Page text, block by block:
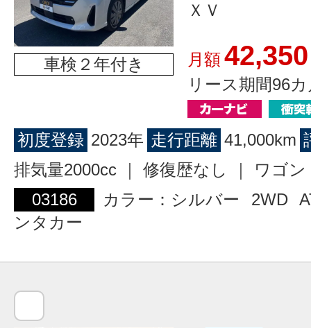
車検２年付き
ＸＶ
月額42,350
リース期間96
初度登録 2023年 走行距離 41,000km
排気量2000cc ｜ 修復歴なし ｜ ワゴ
03186
カラー：シルバー 2WD
ンタカー